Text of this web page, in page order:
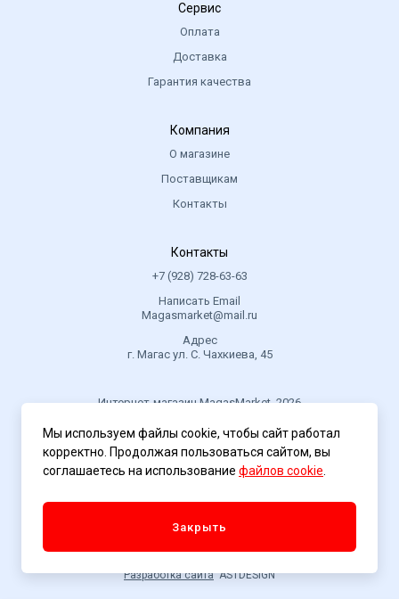
Сервис
Оплата
Доставка
Гарантия качества
Компания
О магазине
Поставщикам
Контакты
Контакты
+7 (928) 728-63-63
Написать Email
Magasmarket@mail.ru
Адрес
г. Магас ул. С. Чахкиева, 45
Интернет-магазин MagasMarket, 2026
Политика конфиденциальности
Разработка сайтаASTDESIGN
Мы используем файлы cookie, чтобы сайт работал
корректно. Продолжая пользоваться сайтом, вы
соглашаетесь на использование файлов cookie
Закрыть